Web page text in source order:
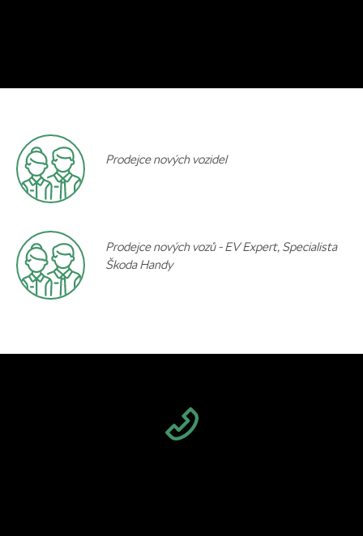
Prodejce nových vozidel
Prodejce nových vozů - EV Expert, Specialista
Škoda Handy